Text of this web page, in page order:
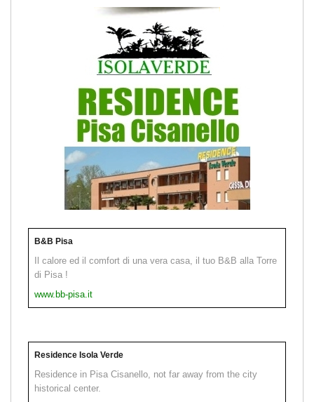
B&B Pisa
Il calore ed il comfort di una vera casa, il tuo B&B alla Torre
di Pisa !
www.bb-pisa.it
Residence Isola Verde
Residence in Pisa Cisanello, not far away from the city
historical center.